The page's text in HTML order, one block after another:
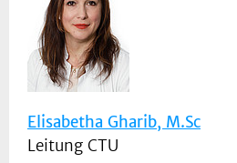
Elisabetha Gharib, M.Sc
Leitung CTU